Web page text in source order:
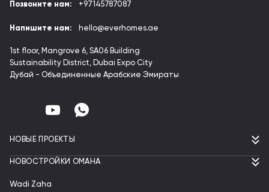
Позвоните нам: +97145787087
Напишите нам: hello@everhomes.ae
1st floor, Mangrove 6, SA06 Building
Sustainability District, Dubai Expo City
Дубай - Объединенные Арабские Эмираты
НОВЫЕ ПРОЕКТЫ
НОВОСТРОЙКИ ОМАНА
Wadi Zaha